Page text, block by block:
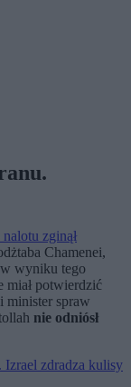
zginął
Chamenei,
wyniku tego
miał potwierdzić
minister spraw
nie odniósł
Izrael zdradza kulisy